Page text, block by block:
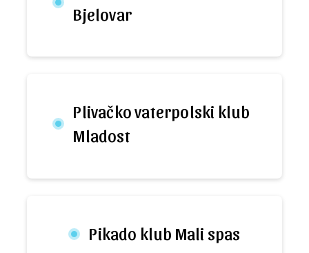
Bjelovar
Plivačko vaterpolski klub
Mladost
Pikado klub Mali spas